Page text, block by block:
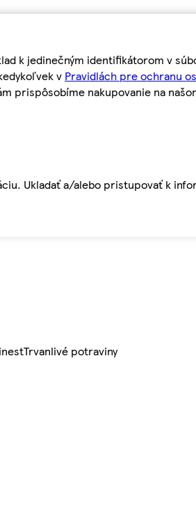
k jedinečným identifikátorom v
v Pravidlách pre ochranu
prispôsobíme nakupovanie na
Ukladať a/alebo pristupovať k
Trvanlivé potraviny